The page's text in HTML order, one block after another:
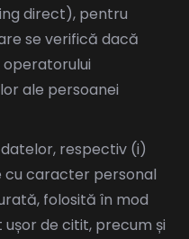
direct), pentru
se verifică dacă
ale persoanei
respectiv (i)
cu caracter personal
folosită în mod
de citit, precum și